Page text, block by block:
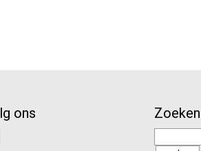
ons Zoeken